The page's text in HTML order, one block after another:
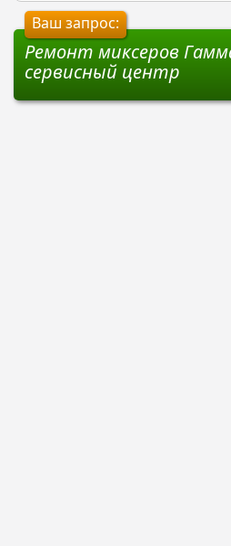
Ваш запрос:
Ремонт миксеров
сервисный центр